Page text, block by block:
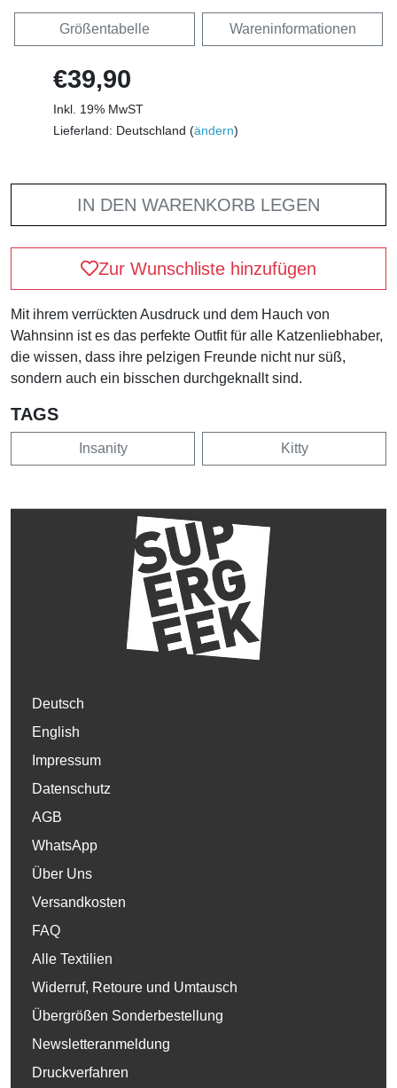
Größentabelle Wareninformationen
€39,90
Inkl. 19% MwST
Lieferland: Deutschland (ändern)
IN DEN WARENKORB LEGEN
Zur Wunschliste hinzufügen
Mit ihrem verrückten Ausdruck und dem Hauch von
Wahnsinn ist es das perfekte Outfit für alle Katzenliebhaber,
die wissen, dass ihre pelzigen Freunde nicht nur süß,
sondern auch ein bisschen durchgeknallt sind.
TAGS
Insanity Kitty
Deutsch
English
Impressum
Datenschutz
AGB
WhatsApp
Über Uns
Versandkosten
FAQ
Alle Textilien
Widerruf, Retoure und Umtausch
Übergrößen Sonderbestellung
Newsletteranmeldung
Druckverfahren